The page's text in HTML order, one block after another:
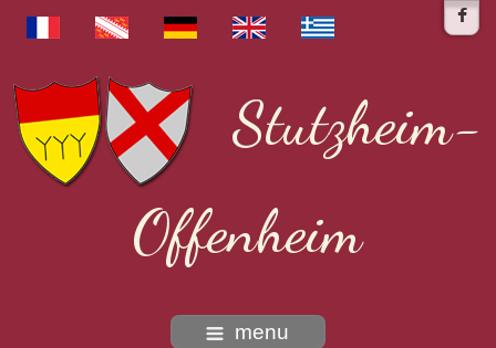
Stutzheim-
Offenheim
menu